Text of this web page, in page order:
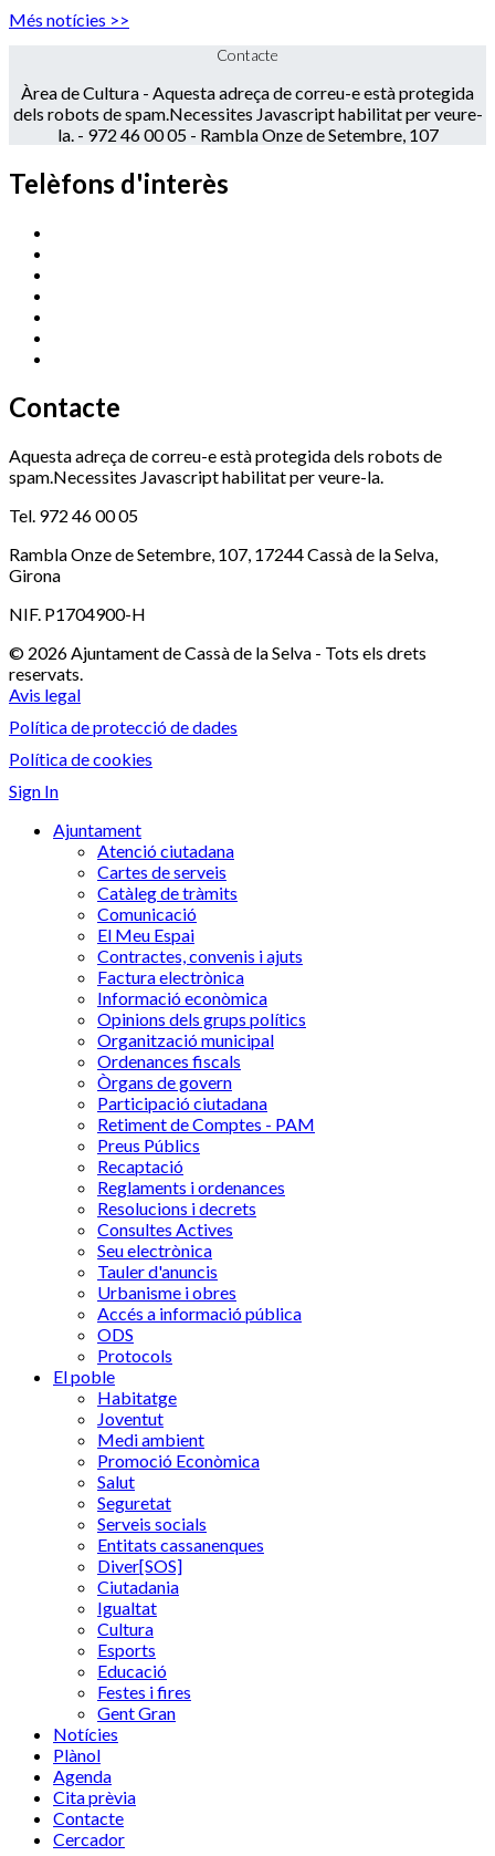
Més notícies >>
Contacte
Àrea de Cultura - Aquesta adreça de correu-e està protegida
dels robots de spam.Necessites Javascript habilitat per veure-
la.- 972 46 00 05 - Rambla Onze de Setembre, 107
Telèfons d'interès
Contacte
Aquesta adreça de correu-e està protegida dels robots de
spam.Necessites Javascript habilitat per veure-la.
Tel. 972 46 00 05
Rambla Onze de Setembre, 107, 17244 Cassà de la Selva,
Girona
NIF. P1704900-H
© 2026 Ajuntament de Cassà de la Selva - Tots els drets
reservats.
Avis legal
Política de protecció de dades
Política de cookies
Sign In
Ajuntament
Atenció ciutadana
Cartes de serveis
Catàleg de tràmits
Comunicació
El Meu Espai
Contractes, convenis i ajuts
Factura electrònica
Informació econòmica
Opinions dels grups polítics
Organització municipal
Ordenances fiscals
Òrgans de govern
Participació ciutadana
Retiment de Comptes - PAM
Preus Públics
Recaptació
Reglaments i ordenances
Resolucions i decrets
Consultes Actives
Seu electrònica
Tauler d'anuncis
Urbanisme i obres
Accés a informació pública
ODS
Protocols
El poble
Habitatge
Joventut
Medi ambient
Promoció Econòmica
Salut
Seguretat
Serveis socials
Entitats cassanenques
Diver[SOS]
Ciutadania
Igualtat
Cultura
Esports
Educació
Festes i fires
Gent Gran
Notícies
Plànol
Agenda
Cita prèvia
Contacte
Cercador